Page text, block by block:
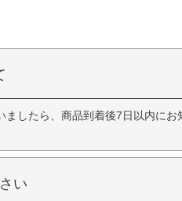
したら、商品到着後7日以内にお
い